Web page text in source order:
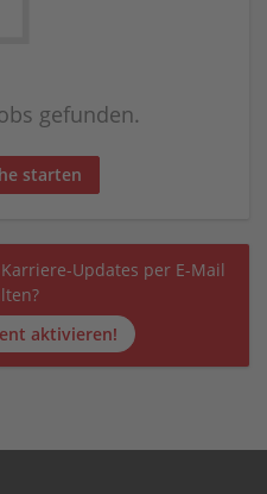
gefunden.
starten
Updates per E-Mail
aktivieren!